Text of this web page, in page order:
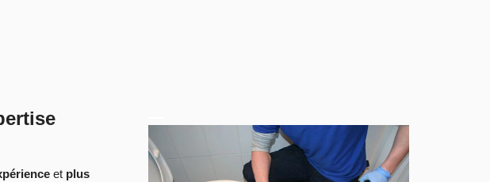
et plus